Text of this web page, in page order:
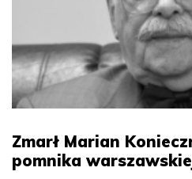
Zmarł Marian
pomnika